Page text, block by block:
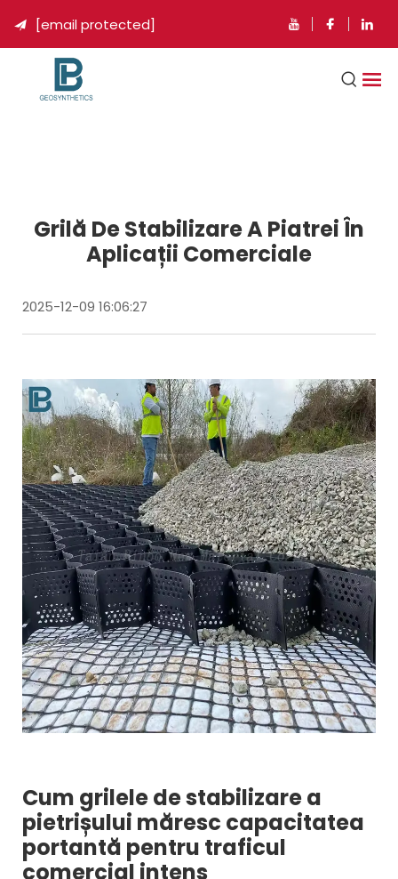
 [email protected]
Grilă De Stabilizare A Piatrei În
Aplicații Comerciale
2025-12-09 16:06:27
Cum grilele de stabilizare a
pietrișului măresc capacitatea
portantă pentru traficul
comercial intens